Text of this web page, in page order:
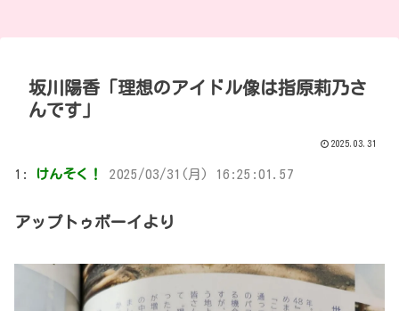
坂川陽香「理想のアイドル像は指原莉乃さ
んです」
2025.03.31
1: けんそく！ 2025/03/31(月) 16:25:01.57
アップトゥボーイより